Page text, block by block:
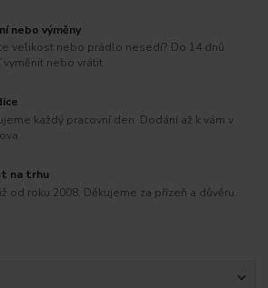
nebo výměny
velikost nebo prádlo nesedí? Do 14 dnů
nebo vrátit.
každý pracovní den. Dodání až k vám v
na trhu
od roku 2008. Děkujeme za přízeň a důvěru.